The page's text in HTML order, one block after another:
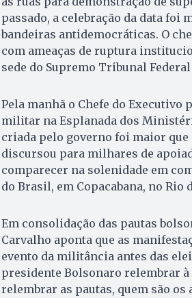
passado, a celebração da data foi
bandeiras antidemocráticas. O
com ameaças de ruptura
sede do Supremo Tribunal Federal
Pela manhã o Chefe do
militar na Esplanada dos
criada pelo governo foi maior que
discursou para milhares de
comparecer na solenidade em
do Brasil, em Copacabana, no Rio
Em consolidação das pautas
Carvalho aponta que as
evento da militância antes das
presidente Bolsonaro relembrar
relembrar as pautas, quem são